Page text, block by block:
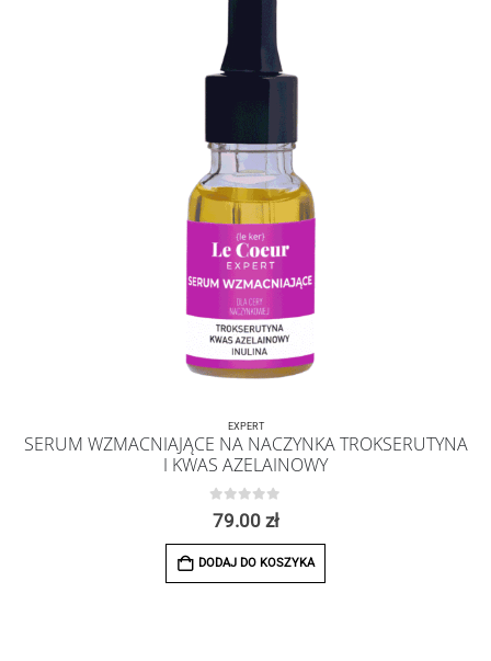
EXPERT
SERUM WZMACNIAJĄCE NA NACZYNKA TROKSERUTYNA
I KWAS AZELAINOWY
0z 5
79.00 zł
DODAJ DO KOSZYKA